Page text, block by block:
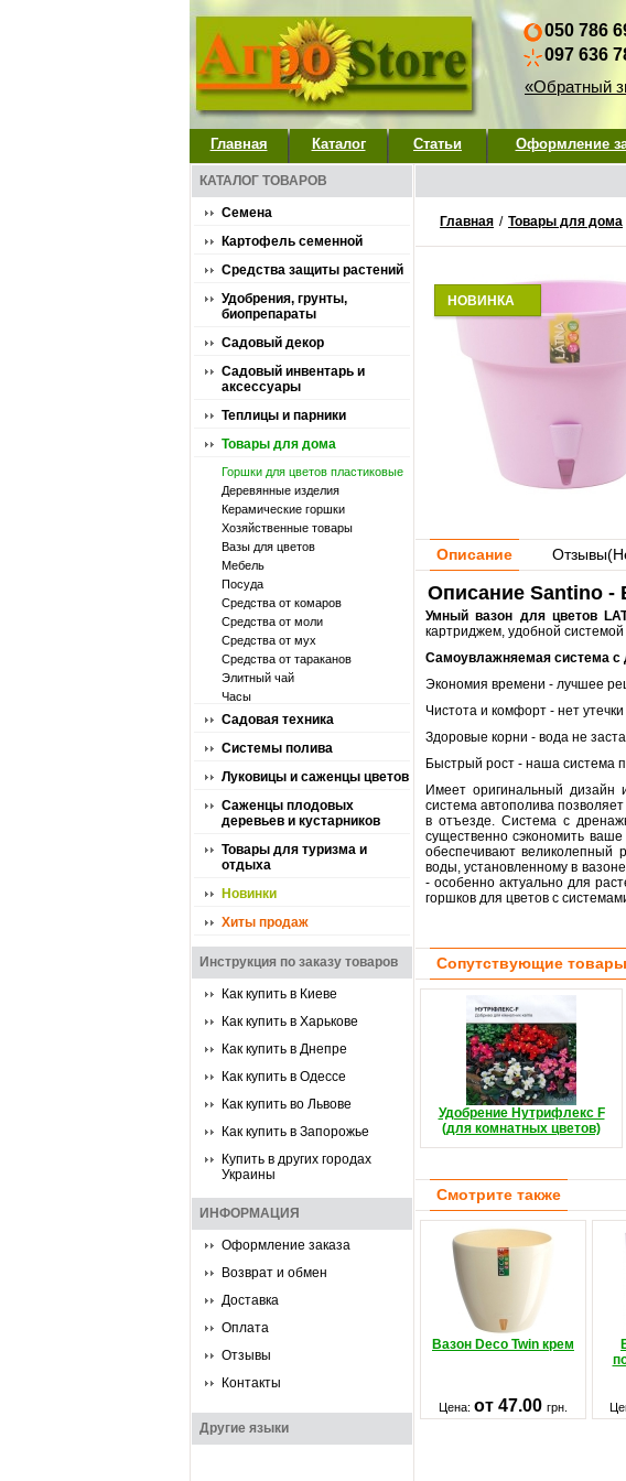
050 786
097 636
«Обратный
Главная Каталог Статьи Оформление
КАТАЛОГ ТОВАРОВ
Семена
Картофель семенной
Средства защиты растений
Удобрения, грунты,
биопрепараты
Садовый декор
Садовый инвентарь и
аксессуары
Теплицы и парники
Товары для дома
Горшки для цветов пластиковые
Деревянные изделия
Керамические горшки
Хозяйственные товары
Вазы для цветов
Мебель
Посуда
Средства от комаров
Средства от моли
Средства от мух
Средства от тараканов
Элитный чай
Часы
Садовая техника
Системы полива
Луковицы и саженцы цветов
Саженцы плодовых
деревьев и кустарников
Товары для туризма и
отдыха
Новинки
Хиты продаж
Инструкция по заказу товаров
Как купить в Киеве
Как купить в Харькове
Как купить в Днепре
Как купить в Одессе
Как купить во Львове
Как купить в Запорожье
Купить в других городах
Украины
ИНФОРМАЦИЯ
Оформление заказа
Возврат и обмен
Доставка
Оплата
Отзывы
Контакты
Другие языки
Главная / Товары для дома
НОВИНКА
Описание Отзывы(
Описание Santino -
Умный вазон для цветов
картриджем, удобной
Самоувлажняемая система
Экономия времени - лучшее
Чистота и комфорт - нет
Здоровые корни - вода не
Быстрый рост - наша система
Имеет оригинальный
система автополива
в отъезде. Система с
существенно сэкономить
обеспечивают великолепный
воды, установленному в
- особенно актуально для
горшков для цветов с
Сопутствующие товары
Удобрение Нутрифлекс F
(для комнатных цветов)
Смотрите также
Вазон Deco Twin крем
Цена: от 47.00 грн.